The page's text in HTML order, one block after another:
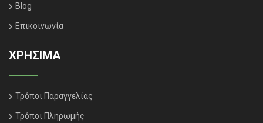
Blog
Επικοινωνία
ΧΡΗΣΙΜΑ
Τρόποι Παραγγελίας
Τρόποι Πληρωμής